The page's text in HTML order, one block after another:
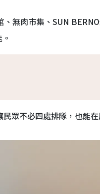
無肉市集、SUN
眾不必四處排隊，也能